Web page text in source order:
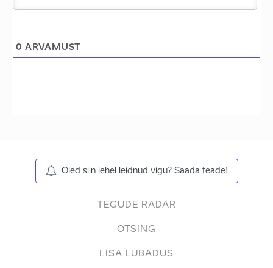
0 ARVAMUST
Oled siin lehel leidnud vigu? Saada teade!
TEGUDE RADAR
OTSING
LISA LUBADUS